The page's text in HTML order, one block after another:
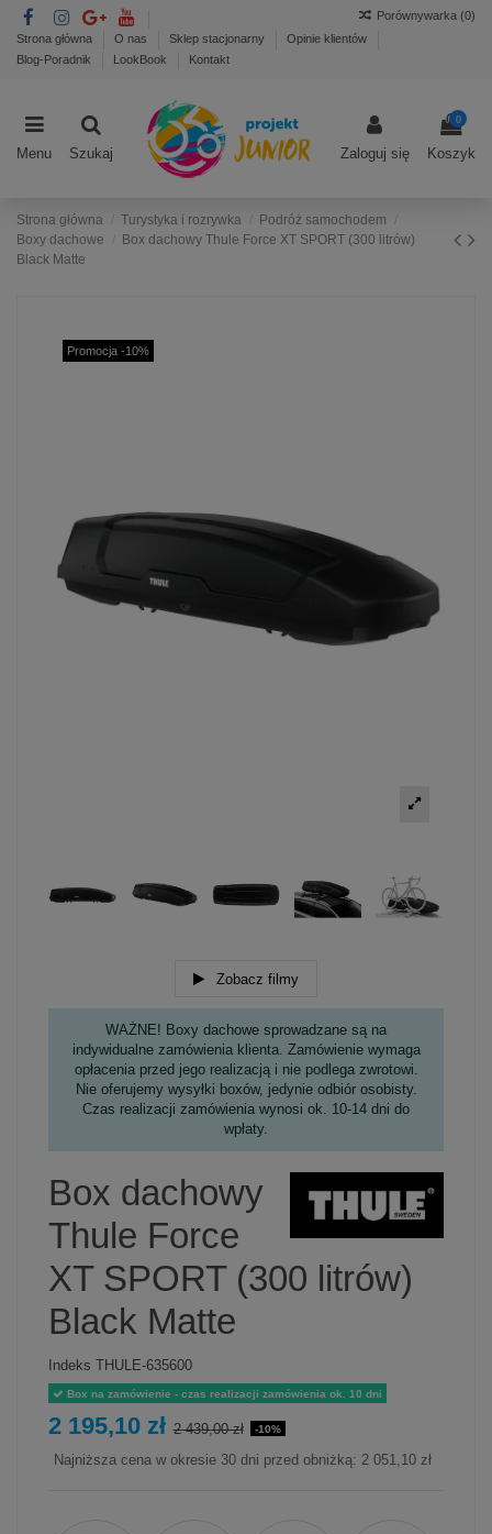
Strona główna O nas Sklep stacjonarny
Opinie klientów
Blog-Poradnik
LookBook Kontakt
Porównywarka (0)
Menu Szukaj Zaloguj się
0
Koszyk
Strona główna Turystyka i rozrywka
Podróż samochodem
Boxy dachowe
Box dachowy Thule Force XT SPORT (300 litrów)
Black Matte
Promocja -10%
Zobacz filmy
WAŻNE! Boxy dachowe sprowadzane są na
indywidualne zamówienia klienta. Zamówienie wymaga
opłacenia przed jego realizacją i nie podlega zwrotowi.
Nie oferujemy wysyłki boxów, jedynie odbiór osobisty.
Czas realizacji zamówienia wynosi ok. 10-14 dni do
wpłaty.
Box dachowy
Thule Force
XT SPORT (300 litrów)
Black Matte
Indeks THULE-635600
Box na zamówienie - czas realizacji zamówienia ok. 10 dni
2 195,10 zł 2 439,00 zł -10%
Najniższa cena w okresie 30 dni przed obniżką: 2 051,10 zł